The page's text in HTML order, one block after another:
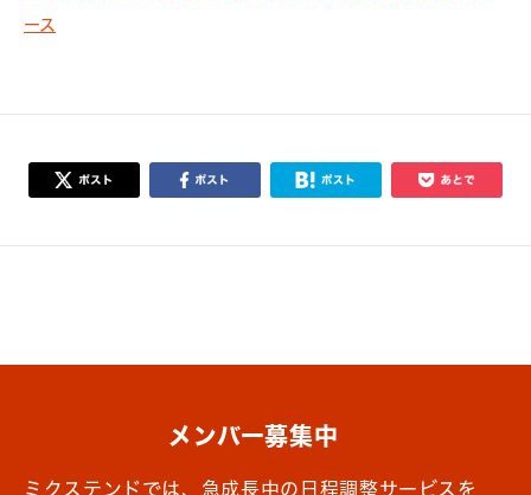
ース
メンバー募集中
ミクステンドでは、急成長中の日程調整サービスを